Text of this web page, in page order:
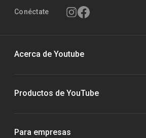
Conéctate
Acerca de Youtube
Productos de YouTube
Para empresas